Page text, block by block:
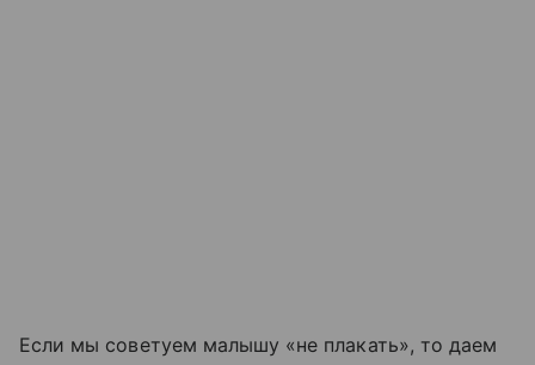
Если мы советуем малышу «не плакать», то даем